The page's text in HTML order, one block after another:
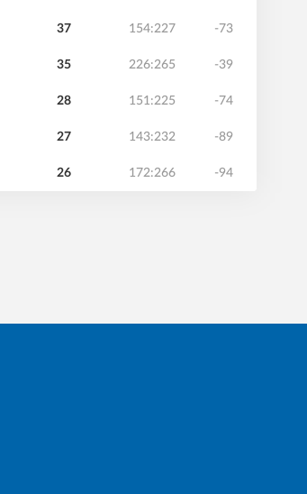
37 154:227 -73
35 226:265 -39
28 151:225 -74
27 143:232 -89
26 172:266 -94